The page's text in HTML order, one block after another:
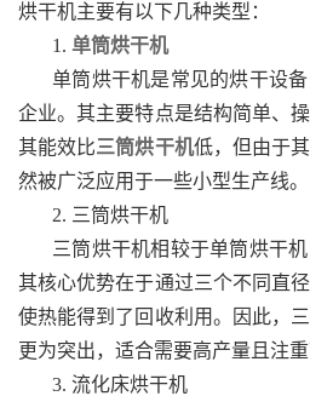
烘干机主要有以下几种类型：
1. 单筒烘干机
单筒烘干机是常见的烘干设
企业。其主要特点是结构简单、
其能效比三筒烘干机低，但由于
然被广泛应用于一些小型生产线。
2. 三筒烘干机
三筒烘干机相较于单筒烘干
其核心优势在于通过三个不同直
使热能得到了回收利用。因此，
更为突出，适合需要高产量且注重
3. 流化床烘干机